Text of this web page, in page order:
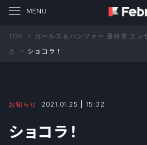
TOP ガールズ＆パンツァー 最終章 エン
さ
ショコラ！
お知らせ 2021.01.25 15:32
ショコラ！